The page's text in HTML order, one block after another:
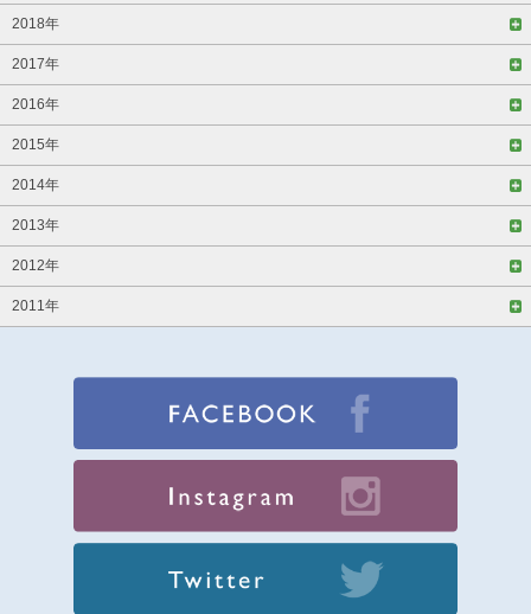
2018年
2017年
2016年
2015年
2014年
2013年
2012年
2011年